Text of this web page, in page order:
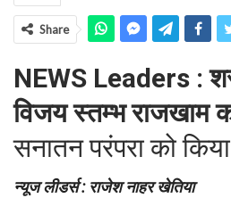
Share
NEWS Leaders :
विजय स्तम्भ राजखाम
सनातन परंपरा को
न्यूज लीडर्स : राजेश नाहर खेतिया